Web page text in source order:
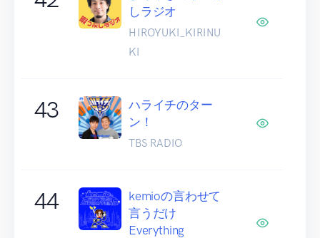
しラジオ
HIROYUKI_KIRINU
KI
43
ハライチのター
ン！
TBS RADIO
44
kemioの言わせて
言うだけ
Everything